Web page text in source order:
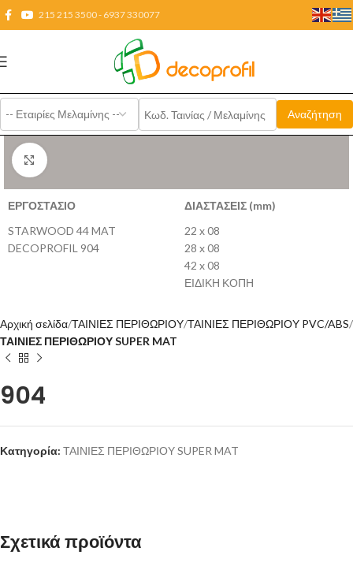
215 215 3500 - 6937 330077
Click to enlarge
ΕΡΓΟΣΤΑΣΙΟ
STARWOOD 44 MAT
DECOPROFIL 904
ΔΙΑΣΤΑΣΕΙΣ (mm)
22 x 08
28 x 08
42 x 08
ΕΙΔΙΚΗ ΚΟΠΗ
Αρχική σελίδα ΤΑΙΝΙΕΣ ΠΕΡΙΘΩΡΙΟΥ ΤΑΙΝΙΕΣ ΠΕΡΙΘΩΡΙΟΥ PVC/ABS
ΤΑΙΝΙΕΣ ΠΕΡΙΘΩΡΙΟΥ SUPER MAT
904
Κατηγορία: ΤΑΙΝΙΕΣ ΠΕΡΙΘΩΡΙΟΥ SUPER MAT
Σχετικά προϊόντα